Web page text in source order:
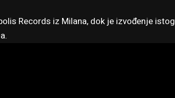
Records iz Milana, dok je izvođenje istog